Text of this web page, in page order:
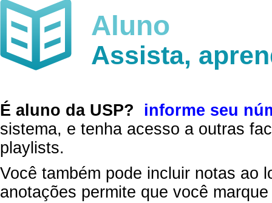
Aluno
Assista,
É aluno da USP?
informe seu
sistema, e tenha acesso a outras
playlists.
Você também pode incluir notas ao
anotações permite que você